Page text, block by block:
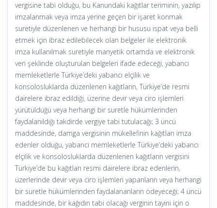
vergisine tabi olduğu, bu Kanundaki kağıtlar teriminin, yazılıp
imzalanmak veya imza yerine geçen bir işaret konmak
suretiyle düzenlenen ve herhangi bir hususu ispat veya belli
etmek için ibraz edilebilecek olan belgeler ile elektronik
imza kullanılmak suretiyle manyetik ortamda ve elektronik
veri şeklinde oluşturulan belgeleri ifade edeceği, yabancı
memleketlerle Türkiye’deki yabancı elçilik ve
konsolosluklarda düzenlenen kağıtların, Türkiye’de resmi
dairelere ibraz edildiği, üzerine devir veya ciro işlemleri
yürütüldüğü veya herhangi bir suretle hükümlerinden
faydalanıldığı takdirde vergiye tabi tutulacağı; 3 üncü
maddesinde, damga vergisinin mükellefinin kağıtları imza
edenler olduğu, yabancı memleketlerle Türkiye’deki yabancı
elçilik ve konsolosluklarda düzenlenen kağıtların vergisini
Türkiye’de bu kağıtları resmi dairelere ibraz edenlerin,
üzerlerinde devir veya ciro işlemleri yapanların veya herhangi
bir suretle hükümlerinden faydalananların ödeyeceği; 4 üncü
maddesinde, bir kağıdın tabi olacağı verginin tayini için o